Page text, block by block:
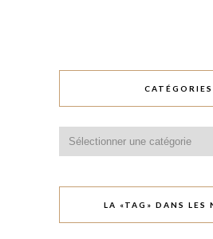
CATÉGORIES
LA «TAG» DANS LES